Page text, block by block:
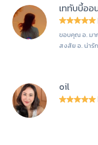
เททับบี้ออ
ขอบคุณ อ. มา
สงสัย อ. น่ารั
oil